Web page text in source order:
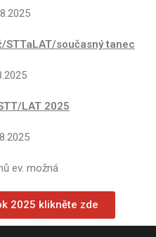
současný tanec
LAT 2025
ev. možná
2025 klikněte zde